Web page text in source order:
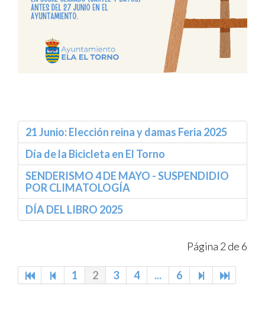
21 Junio: Elección reina y damas Feria 2025
Día de la Bicicleta en El Torno
SENDERISMO 4 DE MAYO - SUSPENDIDIO
POR CLIMATOLOGÍA
DÍA DEL LIBRO 2025
Página 2 de 6
1 2 3 4 ... 6